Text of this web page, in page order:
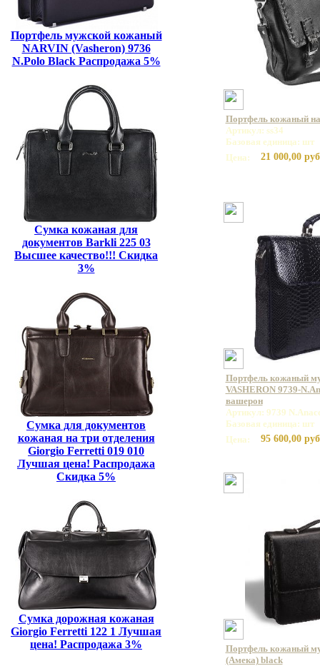
Портфель мужской кожаный
NARVIN (Vasheron) 9736
N.Polo Black Распродажа 5%
Сумка кожаная для
документов Barkli 225 03
Высшее качество!!! Скидка
3%
Сумка для документов
кожаная на три отделения
Giorgio Ferretti 019 010
Лучшая цена! Распродажа
Скидка 5%
Сумка дорожная кожаная
Giorgio Ferretti 122 1 Лучшая
цена! Распродажа 3%
Портфель кожаный на
Артикул: ss34
Базовая единица: шт
Цена:
21 000,00
Портфель кожаный
VASHERON 9739-
вашерон
Артикул: 9739
Базовая единица: шт
Цена:
95 600,00
Портфель кожаный
(Амека) black